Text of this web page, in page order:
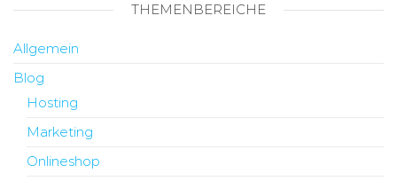
THEMENBEREICHE
Allgemein
Blog
Hosting
Marketing
Onlineshop